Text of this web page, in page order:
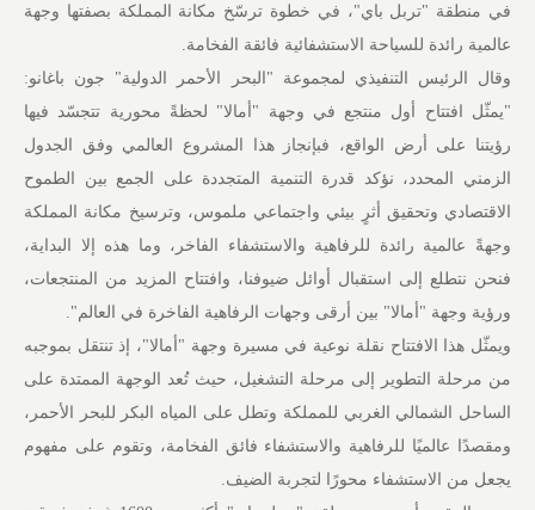
في منطقة "تربل باي"، في خطوة ترسّخ مكانة المملكة بصفتها وجهة
عالمية رائدة للسياحة الاستشفائية فائقة الفخامة.
وقال الرئيس التنفيذي لمجموعة "البحر الأحمر الدولية" جون باغانو:
"يمثّل افتتاح أول منتجع في وجهة "أمالا" لحظةً محورية تتجسّد فيها
رؤيتنا على أرض الواقع، فبإنجاز هذا المشروع العالمي وفق الجدول
الزمني المحدد، نؤكد قدرة التنمية المتجددة على الجمع بين الطموح
الاقتصادي وتحقيق أثرٍ بيئي واجتماعي ملموس، وترسيخ مكانة المملكة
وجهةً عالمية رائدة للرفاهية والاستشفاء الفاخر، وما هذه إلا البداية،
فنحن نتطلع إلى استقبال أوائل ضيوفنا، وافتتاح المزيد من المنتجعات،
ورؤية وجهة "أمالا" بين أرقى وجهات الرفاهية الفاخرة في العالم".
ويمثّل هذا الافتتاح نقلة نوعية في مسيرة وجهة "أمالا"، إذ تنتقل بموجبه
من مرحلة التطوير إلى مرحلة التشغيل، حيث تُعد الوجهة الممتدة على
الساحل الشمالي الغربي للمملكة وتطل على المياه البكر للبحر الأحمر،
ومقصدًا عالميًا للرفاهية والاستشفاء فائق الفخامة، وتقوم على مفهوم
يجعل من الاستشفاء محورًا لتجربة الضيف.